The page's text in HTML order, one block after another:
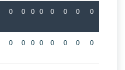
0 0 0 0 0 0 0 0
0 0 0 0 0 0 0 0